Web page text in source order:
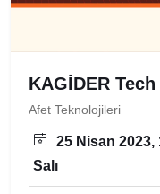
KAGİDER
Afet Teknolojileri
25 Nisan 2023,
Salı